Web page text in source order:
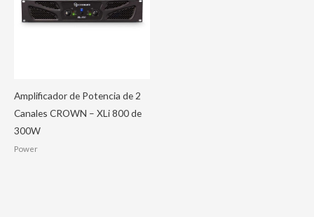
Amplificador de Potencia de 2
Canales CROWN – XLi 800 de
300W
Power